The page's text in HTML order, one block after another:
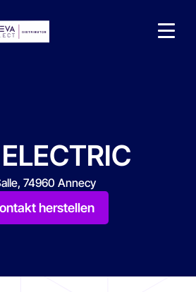
?
74960 Annecy
herstellen